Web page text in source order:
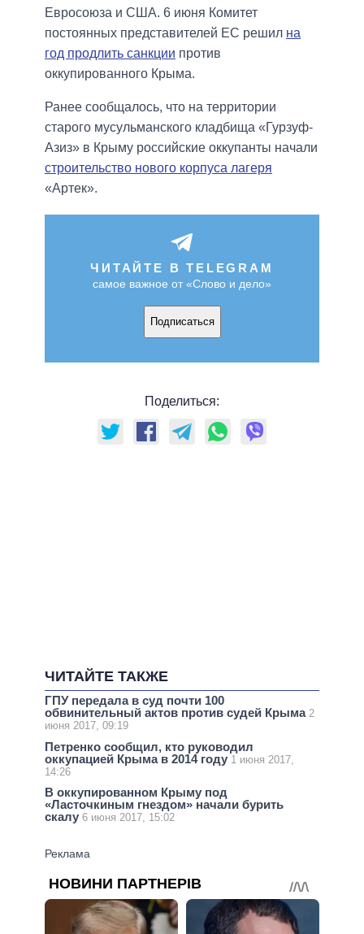
Евросоюза и США. 6 июня Комитет
постоянных представителей ЕС решил на
год продлить санкции против
оккупированного Крыма.
Ранее сообщалось, что на территории
старого мусульманского кладбища «Гурзуф-
Азиз» в Крыму российские оккупанты начали
строительство нового корпуса лагеря
«Артек».
ЧИТАЙТЕ В TELEGRAM
самое важное от «Слово и дело»
Подписаться
Поделиться:
ЧИТАЙТЕ ТАКЖЕ
ГПУ передала в суд почти 100
обвинительный актов против судей Крыма 2
июня 2017, 09:19
Петренко сообщил, кто руководил
оккупацией Крыма в 2014 году 1 июня 2017,
14:26
В оккупированном Крыму под
«Ласточкиным гнездом» начали бурить
скалу 6 июня 2017, 15:02